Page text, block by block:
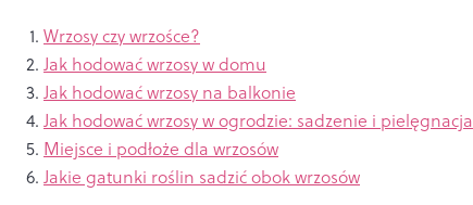
Wrzosy czy wrzośce?
Jak hodować wrzosy w domu
Jak hodować wrzosy na balkonie
Jak hodować wrzosy w ogrodzie: sadzenie i pielęgnacja
Miejsce i podłoże dla wrzosów
Jakie gatunki roślin sadzić obok wrzosów